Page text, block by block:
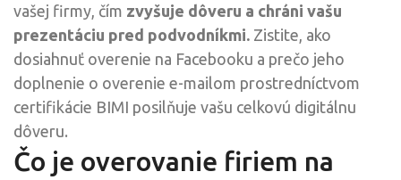
vašej firmy, čím zvyšuje dôveru a chráni vašu
prezentáciu pred podvodníkmi. Zistite, ako
dosiahnuť overenie na Facebooku a prečo jeho
doplnenie o overenie e-mailom prostredníctvom
certifikácie BIMI posilňuje vašu celkovú digitálnu
dôveru.
Čo je overovanie firiem na